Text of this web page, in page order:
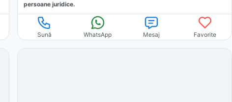
persoane juridice.
Sună WhatsApp Mesaj Favorite